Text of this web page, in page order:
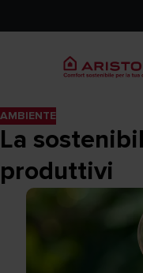
AMBIENTE
La
produttivi